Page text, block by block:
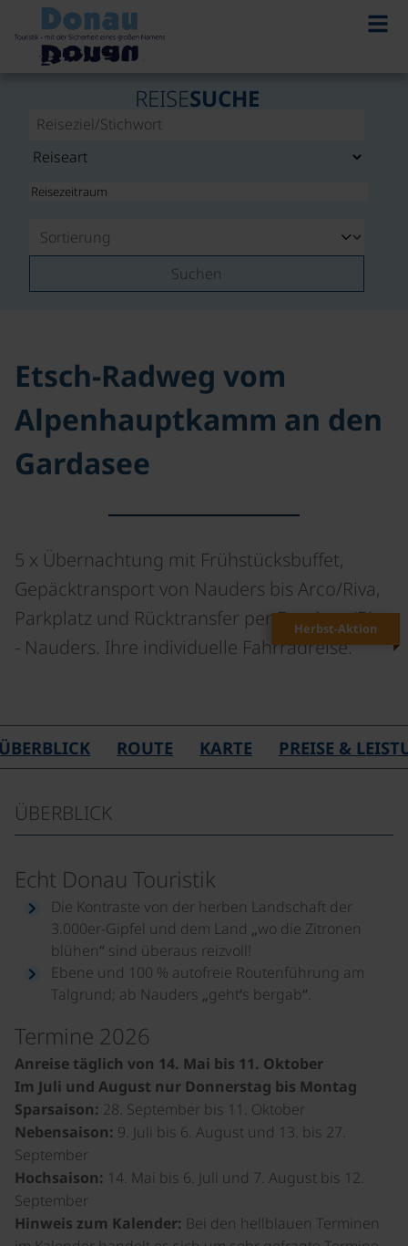
REISESUCHE
Suchen
Etsch-Radweg vom
Alpenhauptkamm an den
Gardasee
5 x Übernachtung mit Frühstücksbuffet,
Gepäcktransport von Nauders bis Arco/Riva,
Parkplatz und Rücktransfer per Bus Arco/Riva
- Nauders. Ihre individuelle Fahrradreise.
Herbst-Aktion
ROUTE KARTE PREISE &
ÜBERBLICK
Echt Donau Touristik
Die Kontraste von der herben Landschaft der
3.000er-Gipfel und dem Land „wo die Zitronen
blühen“ sind überaus reizvoll!
Ebene und 100 % autofreie Routenführung am
Talgrund; ab Nauders „geht‘s bergab“.
Termine 2026
Anreise täglich von 14. Mai bis 11. Oktober
Im Juli und August nur Donnerstag bis Montag
Sparsaison: 28. September bis 11. Oktober
Nebensaison: 9. Juli bis 6. August und 13. bis 27.
September
Hochsaison: 14. Mai bis 6. Juli und 7. August bis 12.
September
Hinweis zum Kalender: Bei den hellblauen Terminen